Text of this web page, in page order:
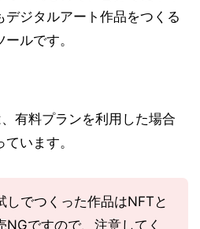
ジタルアート作品をつくる
ルです。
、有料プランを利用した場合
います。
しでつくった作品はNFTと
NGですので、注意してく